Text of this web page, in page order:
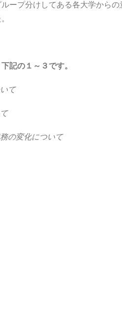
ープ分けしてある各大学から
記の１～３です。
て
の変化について